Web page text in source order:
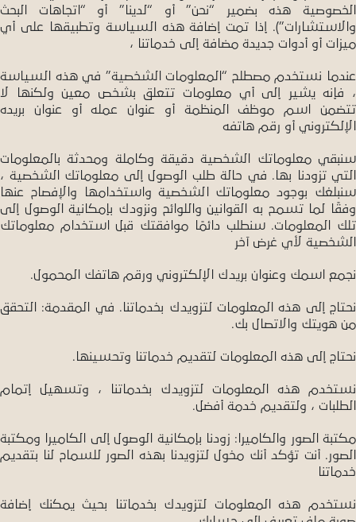
الخصوصية هذه بضمير “نحن” أو “لدينا” أو “اتجاهات البحث
والاستشارات”). إذا تمت إضافة هذه السياسة وتطبيقها على أي
ميزات أو أدوات جديدة مضافة إلى خدماتنا ،
عندما نستخدم مصطلح “المعلومات الشخصية” في هذه السياسة
، فإنه يشير إلى أي معلومات تتعلق بشخص معين ولكنها لا
تتضمن اسم موظف المنظمة أو عنوان عمله أو عنوان بريده
الإلكتروني أو رقم هاتفه
سنبقي معلوماتك الشخصية دقيقة وكاملة ومحدثة بالمعلومات
التي تزودنا بها. في حالة طلب الوصول إلى معلوماتك الشخصية ،
سنبلغك بوجود معلوماتك الشخصية واستخدامها والإفصاح عنها
وفقًا لما تسمح به القوانين واللوائح ونزودك بإمكانية الوصول إلى
تلك المعلومات. سنطلب دائمًا موافقتك قبل استخدام معلوماتك
الشخصية لأي غرض آخر
نجمع اسمك وعنوان بريدك الإلكتروني ورقم هاتفك المحمول.
نحتاج إلى هذه المعلومات لتزويدك بخدماتنا. في المقدمة: التحقق
من هويتك والاتصال بك.
نحتاج إلى هذه المعلومات لتقديم خدماتنا وتحسينها.
نستخدم هذه المعلومات لتزويدك بخدماتنا ، وتسهيل إتمام
الطلبات ، ولتقديم خدمة أفضل.
مكتبة الصور والكاميرا: زودنا بإمكانية الوصول إلى الكاميرا ومكتبة
الصور. أنت تؤكد أنك مخول لتزويدنا بهذه الصور للسماح لنا بتقديم
خدماتنا
نستخدم هذه المعلومات لتزويدك بخدماتنا بحيث يمكنك إضافة